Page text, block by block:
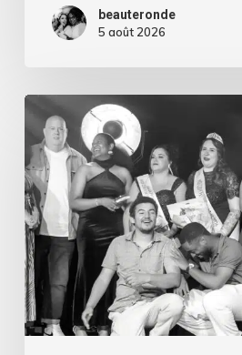
beauteronde
5 août 2026
Miss
Curvy
Pays
de
la
Loire
2026
:
dans